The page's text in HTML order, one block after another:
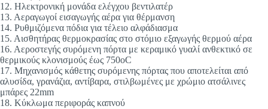
12. Ηλεκτρονική μονάδα ελέγχου βεντιλατέρ
13. Αεραγωγοί εισαγωγής αέρα για θέρμανση
14. Ρυθμιζόμενα πόδια για τέλειο αλφάδιασμα
15. Αισθητήρας θερμοκρασίας στο στόμιο εξαγωγής θερμού αέρα
16. Αεροστεγής συρόμενη πόρτα με κεραμικό γυαλί ανθεκτικό σε
θερμικούς κλονισμούς έως 750οC
17. Μηχανισμός κάθετης συρόμενης πόρτας που αποτελείται από
αλυσίδα, γρανάζια, αντίβαρα, στιλβωμένες με χρώμιο ατσάλινες
μπάρες 22mm
18. Κύκλωμα περιφοράς καπνού